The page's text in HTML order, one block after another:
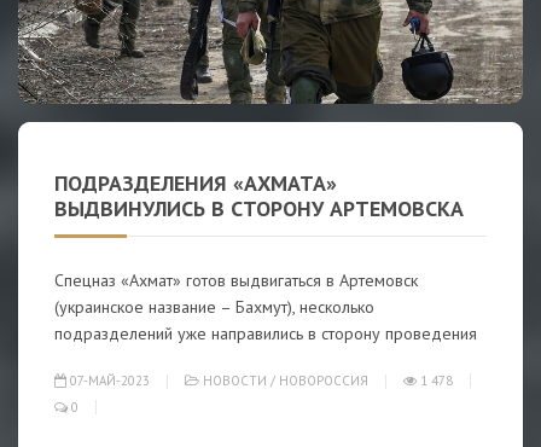
ПОДРАЗДЕЛЕНИЯ «АХМАТА»
ВЫДВИНУЛИСЬ В СТОРОНУ АРТЕМОВСКА
Спецназ «Ахмат» готов выдвигаться в Артемовск
(украинское название – Бахмут), несколько
подразделений уже направились в сторону проведения
07-МАЙ-2023 НОВОСТИ / НОВОРОССИЯ
1 478
0